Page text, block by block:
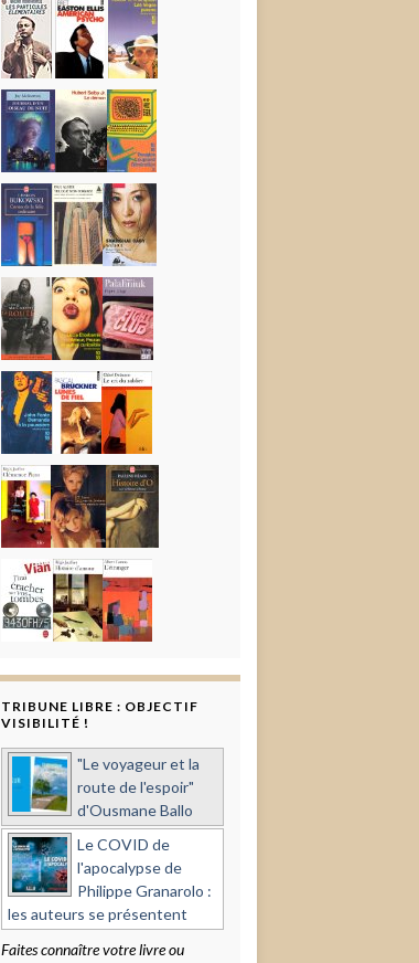
TRIBUNE LIBRE : OBJECTIF
VISIBILITÉ !
"Le voyageur et la
route de l'espoir"
d'Ousmane Ballo
Le COVID de
l'apocalypse de
Philippe Granarolo :
les auteurs se présentent
Faites connaître votre livre ou